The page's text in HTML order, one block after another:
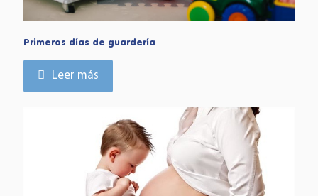
Primeros días de guardería
Leer más